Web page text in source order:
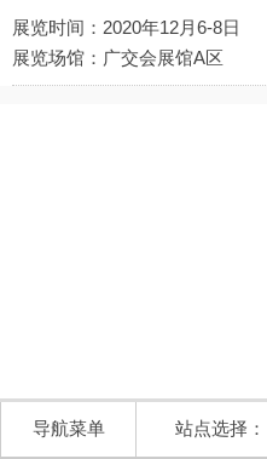
展览时间：2020年12月6-8日
展览场馆：广交会展馆A区
导航菜单 站点选择：